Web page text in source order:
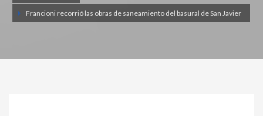
Francioni recorrió las obras de saneamiento del basural de San Javier